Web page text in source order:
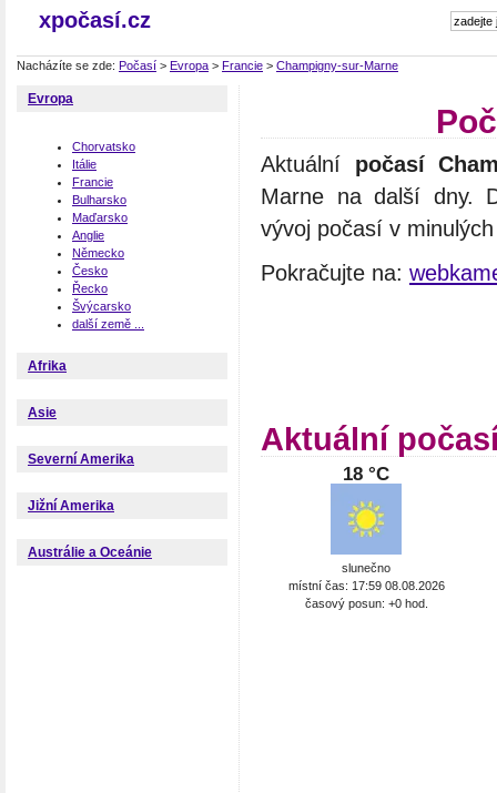
xpočasí.cz
Nacházíte se zde: Počasí > Evropa > Francie > Champigny-sur-Marne
Evropa
Chorvatsko
Itálie
Francie
Bulharsko
Maďarsko
Anglie
Německo
Česko
Řecko
Švýcarsko
další země ...
Afrika
Asie
Severní Amerika
Jižní Amerika
Austrálie a Oceánie
Aktuální počasí
Marne na další dny.
vývoj počasí v
Pokračujte na:
Aktuální
18 °C
slunečno
místní čas: 17:59 08.08.2026
časový posun: +0 hod.